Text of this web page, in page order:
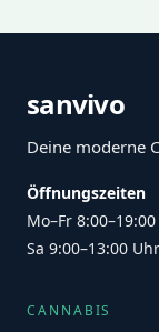
sanvivo
Deine moderne
Öffnungszeiten
Mo–Fr
Sa 9:00–13:00 Uhr
CANNABIS